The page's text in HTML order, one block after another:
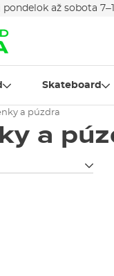
pondelok až sobota
Skateboard
a púzdra
a